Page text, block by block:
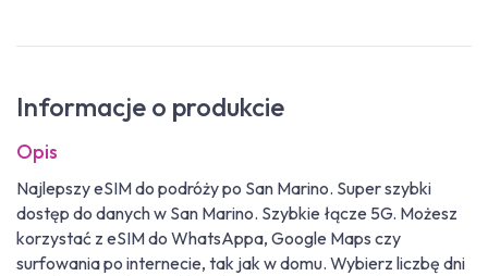
Informacje o produkcie
Opis
Najlepszy eSIM do podróży po San Marino. Super szybki
dostęp do danych w San Marino. Szybkie łącze 5G. Możesz
korzystać z eSIM do WhatsAppa, Google Maps czy
surfowania po internecie, tak jak w domu. Wybierz liczbę dni